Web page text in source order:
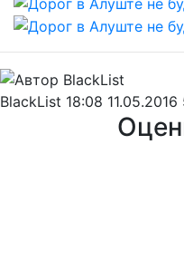
BlackList 18:08 11.05.2016